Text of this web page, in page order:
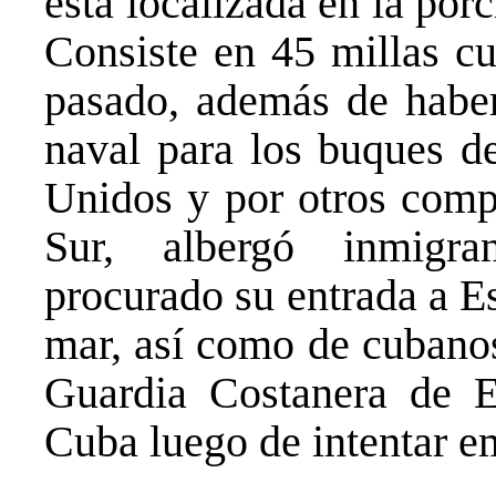
Consiste en 45 millas
pasado, además de
naval para los buques
Unidos y por otros
Sur, albergó
procurado su entrada a
mar, así como de
Guardia Costanera de
Cuba luego de intentar